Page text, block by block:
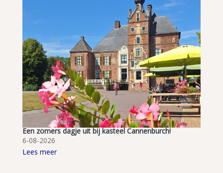
Een zomers dagje uit bij kasteel Cannenburch!
6-08-2026
Lees meer